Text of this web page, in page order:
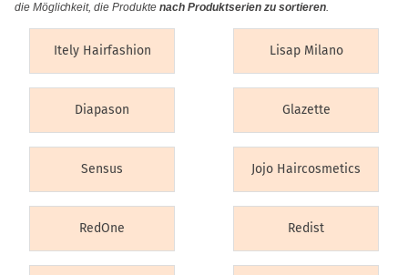
die Möglichkeit, die Produktenach Produktserien zu sortieren.
Itely Hairfashion Lisap Milano
Diapason Glazette
Sensus Jojo Haircosmetics
RedOne Redist